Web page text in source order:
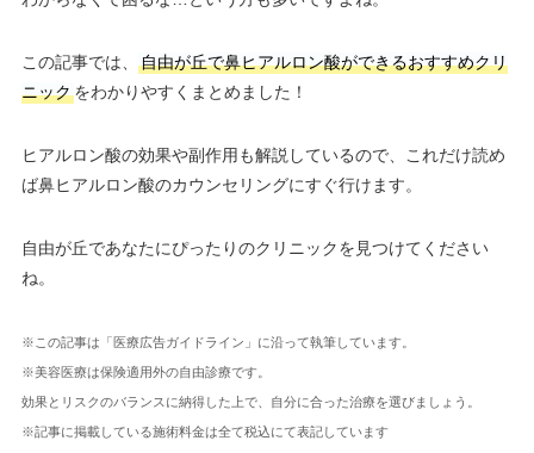
この記事では、
自由が丘で鼻ヒアルロン酸ができるおすすめクリ
ニックをわかりやすくまとめました！
ヒアルロン酸の効果や副作用も解説しているので、これだけ読め
ば鼻ヒアルロン酸のカウンセリングにすぐ行けます。
自由が丘であなたにぴったりのクリニックを見つけてください
ね。
※この記事は「医療広告ガイドライン」に沿って執筆しています。
※美容医療は保険適用外の自由診療です。
効果とリスクのバランスに納得した上で、自分に合った治療を選びましょう。
※記事に掲載している施術料金は全て税込にて表記しています